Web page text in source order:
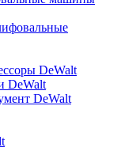
DeWalt
DeWalt
DeWalt